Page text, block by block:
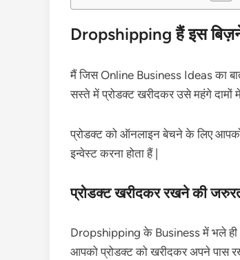
Dropshipping हैं इस
मैं जिस Online Business Ideas का
सस्ते में प्रोडक्ट खरीदकर उसे महंगे दामों
प्रोडक्ट को ऑनलाइन बेचने के लिए
इन्वेस्ट करना होता हैं |
प्रोडक्ट खरीदकर रखने की
Dropshipping के Business में भले ही
आपको प्रोडक्ट को खरीदकर अपने पास